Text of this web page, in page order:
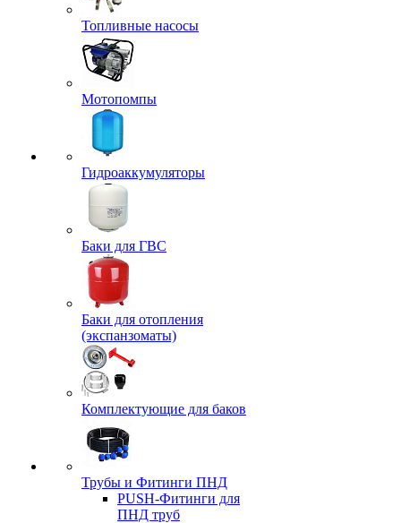
Топливные насосы
Мотопомпы
Гидроаккумуляторы
Баки для ГВС
Баки для отопления
(экспанзоматы)
Комплектующие для баков
Трубы и Фитинги ПНД
PUSH-Фитинги для
ПНД труб